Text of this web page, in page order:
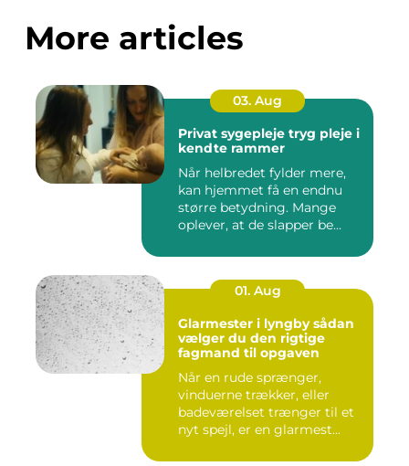
More articles
03. Aug
Privat sygepleje tryg pleje i
kendte rammer
Når helbredet fylder mere,
kan hjemmet få en endnu
større betydning. Mange
oplever, at de slapper be...
01. Aug
Glarmester i lyngby sådan
vælger du den rigtige
fagmand til opgaven
Når en rude sprænger,
vinduerne trækker, eller
badeværelset trænger til et
nyt spejl, er en glarmest...